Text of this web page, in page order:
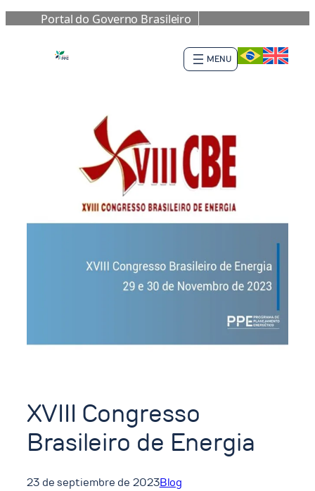
Portal do Governo Brasileiro
al
contenido
XVIII Congresso
Brasileiro de Energia
23 de septiembre de 2023Blog